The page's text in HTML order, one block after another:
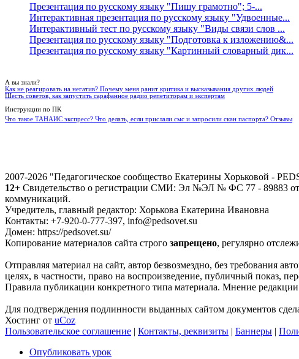
Презентация по русскому языку "Пишу грамотно"; 5-...
Интерактивная презентация по русскому языку "Удвоенные...
Интерактивный тест по русскому языку "Виды связи слов ...
Презентация по русскому языку "Подготовка к изложению&...
Презентация по русскому языку "Картинный словарный дик...
А вы знали?
Как не реагировать на негатив? Почему меня ранит критика и высказывания других людей
Шесть советов, как запустить сарафанное радио репетиторам и экспертам
Инструкции по ПК
Что такое ТАНАИС экспресс? Что делать, если прислали смс и запросили скан паспорта? Отзывы
2007-2026 "Педагогическое сообщество Екатерины Хорьковой -
12+ Свидетельство о регистрации СМИ: Эл №ЭЛ № ФС 77 - 89883 от
коммуникаций.
Учредитель, главный редактор: Хорькова Екатерина Ивановна
Контакты: +7-920-0-777-397, info@pedsovet.su
Домен: https://pedsovet.su/
Копирование материалов сайта строго запрещено, регулярно
Отправляя материал на сайт, автор безвозмездно, без требования
целях, в частности, право на воспроизведение, публичный показ,
Правила публикации конкретного типа материала. Мнение
Для подтверждения подлинности выданных сайтом документов
Хостинг от uCoz
Пользовательское соглашение | Контакты, реквизиты | Баннеры |
Опубликовать урок